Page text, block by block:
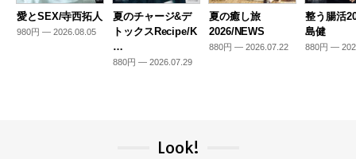
愛とSEX/寺西拓人
980円 — 2026.08.05
夏のチャージ&デ
トックスRecipe/K
…
880円 — 2026.07.29
夏の癒し旅
2026/NEWS
880円 — 2026.07.22
整う腸活
島健
880円 —
Look!